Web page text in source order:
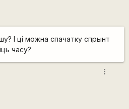
І ці можна спачатку спрынт
часу?
more_vert